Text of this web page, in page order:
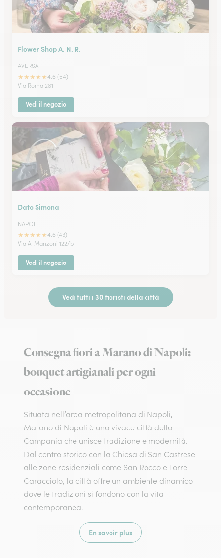
Flower Shop A. N. R.
AVERSA
★★★★★4.6 (54)
Via Roma 281
Vedi il negozio
Dato Simona
NAPOLI
★★★★★4.6 (43)
Via A. Manzoni 122/b
Vedi il negozio
Vedi tutti i 30 fioristi della città
Consegna fiori a Marano di Napoli:
bouquet artigianali per ogni
occasione
Situata nell’area metropolitana di Napoli,
Marano di Napoli è una vivace città della
Campania che unisce tradizione e modernità.
Dal centro storico con la Chiesa di San Castrese
alle zone residenziali come San Rocco e Torre
Caracciolo, la città offre un ambiente dinamico
dove le tradizioni si fondono con la vita
contemporanea.
En savoir plus